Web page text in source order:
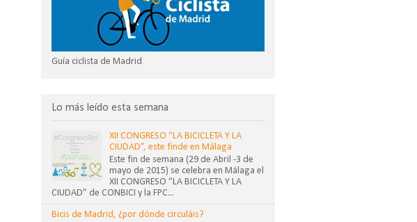
Guía ciclista de Madrid
Lo más leído esta semana
XII CONGRESO “LA BICICLETA Y LA
CIUDAD”, este finde en Málaga
Este fin de semana (29 de Abril -3 de
mayo de 2015) se celebra en Málaga el
XII CONGRESO “LA BICICLETA Y LA
CIUDAD” de CONBICI y la FPC...
Bicis de Madrid, ¿por dónde circuláis?